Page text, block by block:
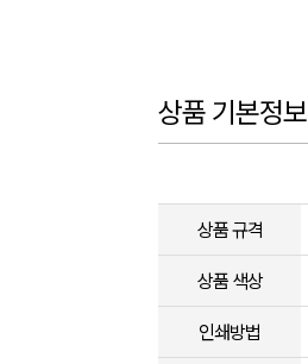
상품 기본정보
상품 규격
상품 색상
인쇄방법